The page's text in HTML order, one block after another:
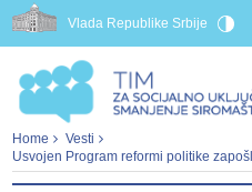
Vlada Republike Srbije
Home
Vesti
Usvojen Program reformi politike